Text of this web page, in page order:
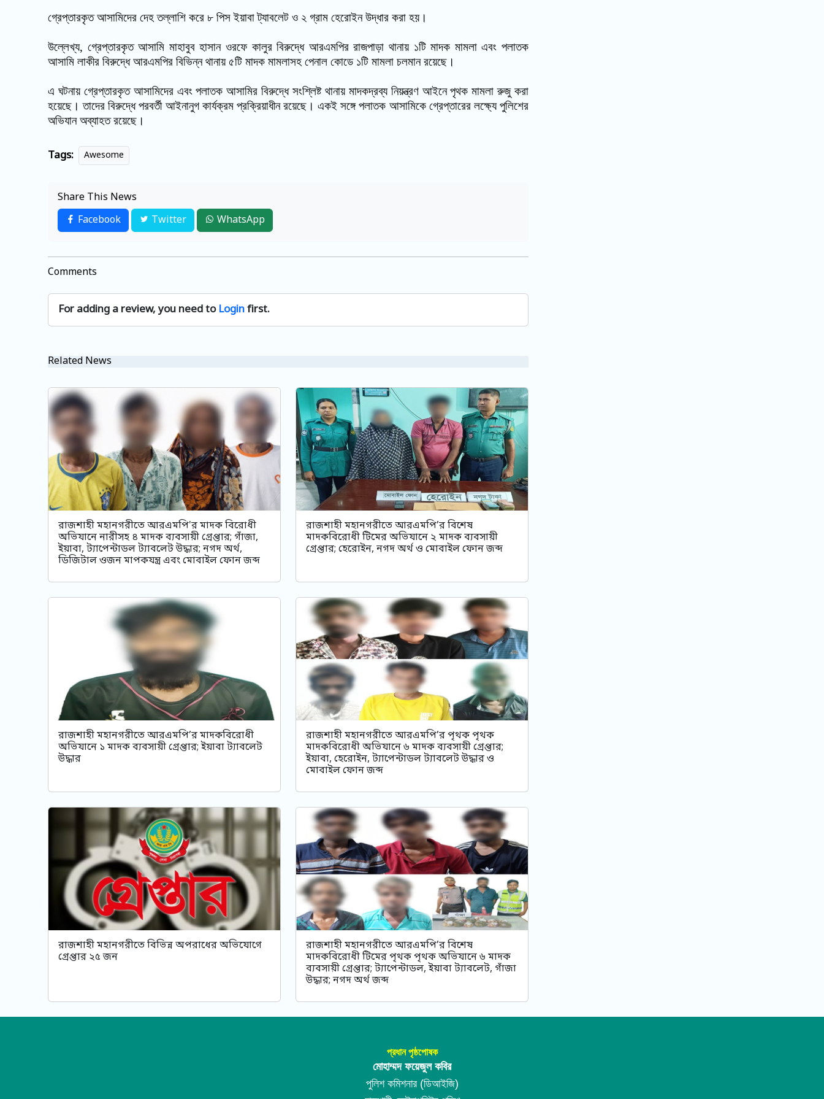
গ্রেপ্তারকৃত আসামিদের দেহ তল্লাশি করে ৮ পিস ইয়াবা ট্যাবলেট ও ২ গ্রাম হেরোইন উদ্ধার করা হয়।
উল্লেখ্য, গ্রেপ্তারকৃত আসামি মাহাবুব হাসান ওরফে কালুর বিরুদ্ধে আরএমপির রাজপাড়া থানায় ১টি মাদক মামলা এবং পলাতক
আসামি লাকীর বিরুদ্ধে আরএমপির বিভিন্ন থানায় ৫টি মাদক মামলাসহ পেনাল কোডে ১টি মামলা চলমান রয়েছে।
এ ঘটনায় গ্রেপ্তারকৃত আসামিদের এবং পলাতক আসামির বিরুদ্ধে সংশ্লিষ্ট থানায় মাদকদ্রব্য নিয়ন্ত্রণ আইনে পৃথক মামলা রুজু করা
হয়েছে। তাদের বিরুদ্ধে পরবর্তী আইনানুগ কার্যক্রম প্রক্রিয়াধীন রয়েছে। একই সঙ্গে পলাতক আসামিকে গ্রেপ্তারের লক্ষ্যে পুলিশের
অভিযান অব্যাহত রয়েছে।
Tags: Awesome
Share This News
Facebook
Twitter WhatsApp
Comments
For adding a review, you need to Loginfirst.
Related News
রাজশাহী মহানগরীতে আরএমপি'র মাদক বিরোধী
অভিযানে নারীসহ ৪ মাদক ব্যবসায়ী গ্রেপ্তার; গাঁজা,
ইয়াবা, ট্যাপেন্টাডল ট্যাবলেট উদ্ধার; নগদ অর্থ,
ডিজিটাল ওজন মাপকযন্ত্র এবং মোবাইল ফোন জব্দ
রাজশাহী মহানগরীতে আরএমপি’র বিশেষ
মাদকবিরোধী টিমের অভিযানে ২ মাদক ব্যবসায়ী
গ্রেপ্তার; হেরোইন, নগদ অর্থ ও মোবাইল ফোন জব্দ
রাজশাহী মহানগরীতে আরএমপি’র মাদকবিরোধী
অভিযানে ১ মাদক ব্যবসায়ী গ্রেপ্তার; ইয়াবা ট্যাবলেট
উদ্ধার
রাজশাহী মহানগরীতে আরএমপি’র পৃথক পৃথক
মাদকবিরোধী অভিযানে ৬ মাদক ব্যবসায়ী গ্রেপ্তার;
ইয়াবা, হেরোইন, ট্যাপেন্টাডল ট্যাবলেট উদ্ধার ও
মোবাইল ফোন জব্দ
রাজশাহী মহানগরীতে বিভিন্ন অপরাধের অভিযোগে
গ্রেপ্তার ২৫ জন
রাজশাহী মহানগরীতে আরএমপি’র বিশেষ
মাদকবিরোধী টিমের পৃথক পৃথক অভিযানে ৬ মাদক
ব্যবসায়ী গ্রেপ্তার; ট্যাপেন্টাডল, ইয়াবা ট্যাবলেট, গাঁজা
উদ্ধার; নগদ অর্থ জব্দ
প্রধান পৃষ্ঠপোষক
মোহাম্মদ ফয়েজুল কবির
পুলিশ কমিশনার (ডিআইজি)